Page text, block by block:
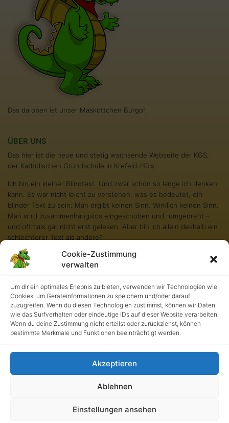
Cookie-Zustimmung
verwalten
Um dir ein optimales Erlebnis zu bieten, verwenden wir Technologien wie
Cookies, um Geräteinformationen zu speichern und/oder darauf
zuzugreifen. Wenn du diesen Technologien zustimmst, können wir Daten
wie das Surfverhalten oder eindeutige IDs auf dieser Website verarbeiten.
Wenn du deine Zustimmung nicht erteilst oder zurückziehst, können
bestimmte Merkmale und Funktionen beeinträchtigt werden.
Akzeptieren
Ablehnen
Einstellungen ansehen
Das da oben ist unser Maskottchen Burgo!
ÜBER UNS
Das hier ist die neue und stetig wachsende Webseite der KGS,
der Katholischen Grundschule in Krefeld-Hüls.
Ich bin ein kleiner Blindtext. Und zwar schon so lange ich denken
kann. Es war nicht leicht zu verstehen, was es bedeutet, ein
blinder Text zu sein: Man ergibt keinen Sinn. Wirklich keinen Sinn.
Man wird zusammenhangslos eingeschoben und rumgedreht –
und oftmals gar nicht erst gelesen. Aber bin ich allein deshalb ein
schlechterer Text als andere?
Na gut, ich werde nie in den Bestsellerlisten stehen. Aber andere
Texte schaffen das auch nicht. Und darum stört es mich nicht
lesen, so habe ich als kleiner Blindtext etwas geschafft, wovon all
die richtigen und wichtigen Texte meist nur träumen.
vorbehalten.